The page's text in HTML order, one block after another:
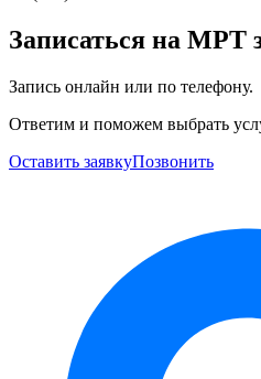
Записаться на МРТ
Запись онлайн или по телефону.
Ответим и поможем выбрать
Оставить заявкуПозвонить